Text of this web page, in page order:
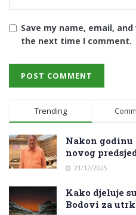
Save my name, email,
the next time I comment.
Trending
Nakon godinu
novog
21/12/2025
Kako djeluje
Bodovi za